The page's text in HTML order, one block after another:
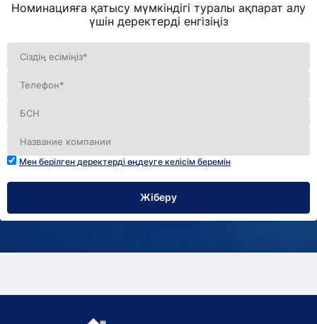
Номинацияға қатысу мүмкіндігі туралы ақпарат алу
үшін деректерді енгізіңіз
Мен берілген деректерді өңдеуге келісім беремін
Жіберу